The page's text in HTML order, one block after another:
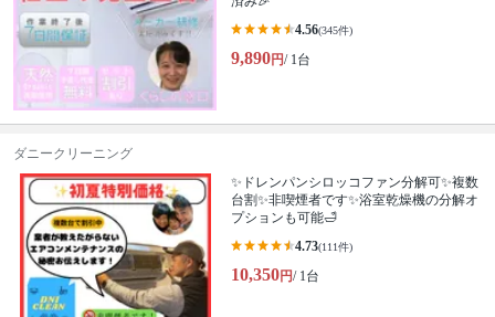
4.56(345件)
9,890円/ 1台
ダニークリーニング
✨ドレンパンシロッコファン分解可✨複数
台割✨非喫煙者です✨浴室乾燥機の分解オ
プションも可能🛁
4.73(111件)
10,350円/ 1台